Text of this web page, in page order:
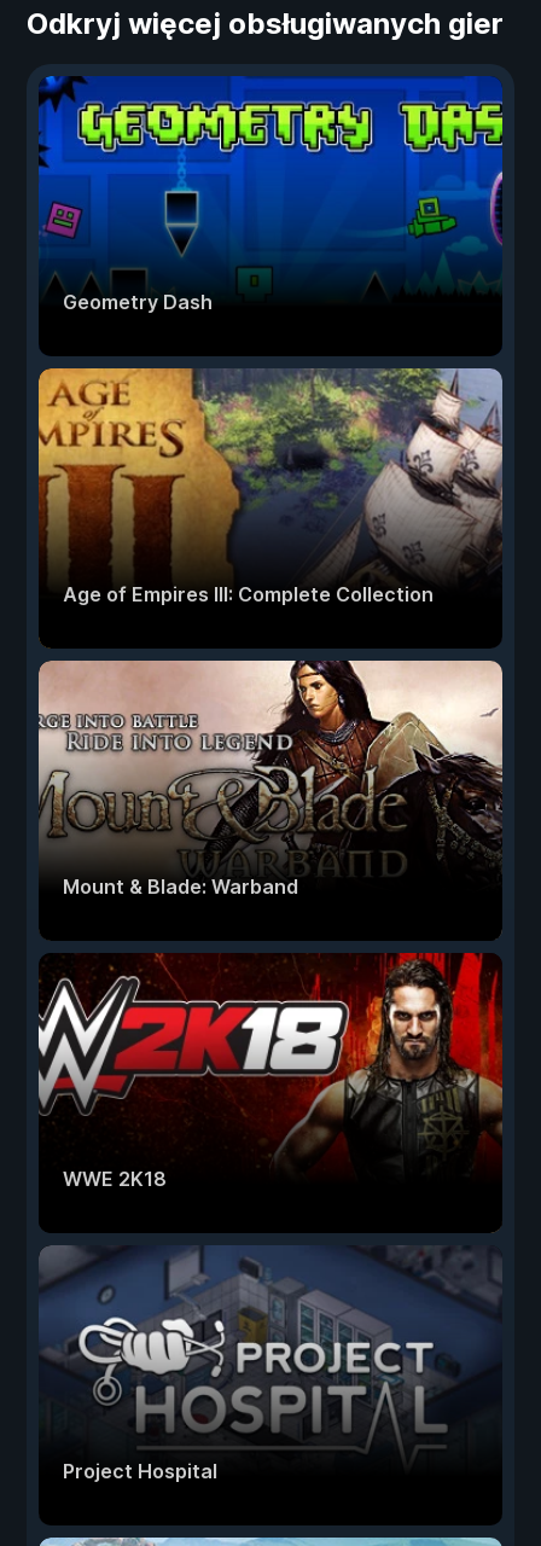
Odkryj więcej obsługiwanych gier
Geometry Dash
Age of Empires III: Complete Collection
Mount & Blade: Warband
WWE 2K18
Project Hospital